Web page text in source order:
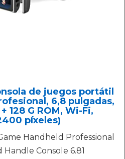
de juegos portátil
6,8 pulgadas,
128 G ROM, Wi-Fi,
píxeles)
Handheld Professional
Console 6.81